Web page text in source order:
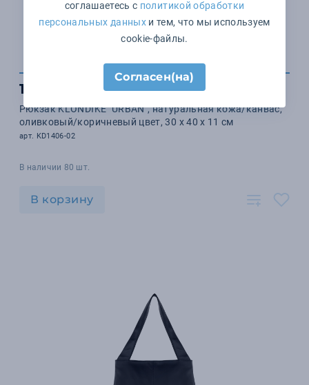
17 029 ₽
Рюкзак KLONDIKE "URBAN", натуральная кожа/канвас,
оливковый/коричневый цвет, 30 х 40 х 11 см
арт. KD1406-02
В наличии 80 шт.
В корзину
соглашаетесь с политикой обработки
персональных данныхи тем, что мы используем
cookie-файлы.
Согласен(на)